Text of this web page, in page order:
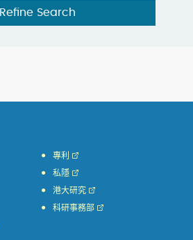
Refine Search
專利
私隱
港大研究
科研事務部